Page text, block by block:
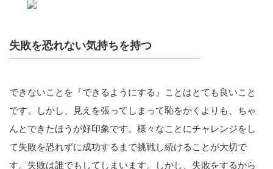
失敗を恐れない気持ちを持つ
できないことを『できるようにする』ことはとても良いこと
です。しかし、見えを張ってしまって恥をかくよりも、ちゃ
んとできたほうが好印象です。様々なことにチャレンジをし
て失敗を恐れずに成功するまで挑戦し続けることが大切で
す。失敗は誰でもしてしまいます。しかし、失敗をするから